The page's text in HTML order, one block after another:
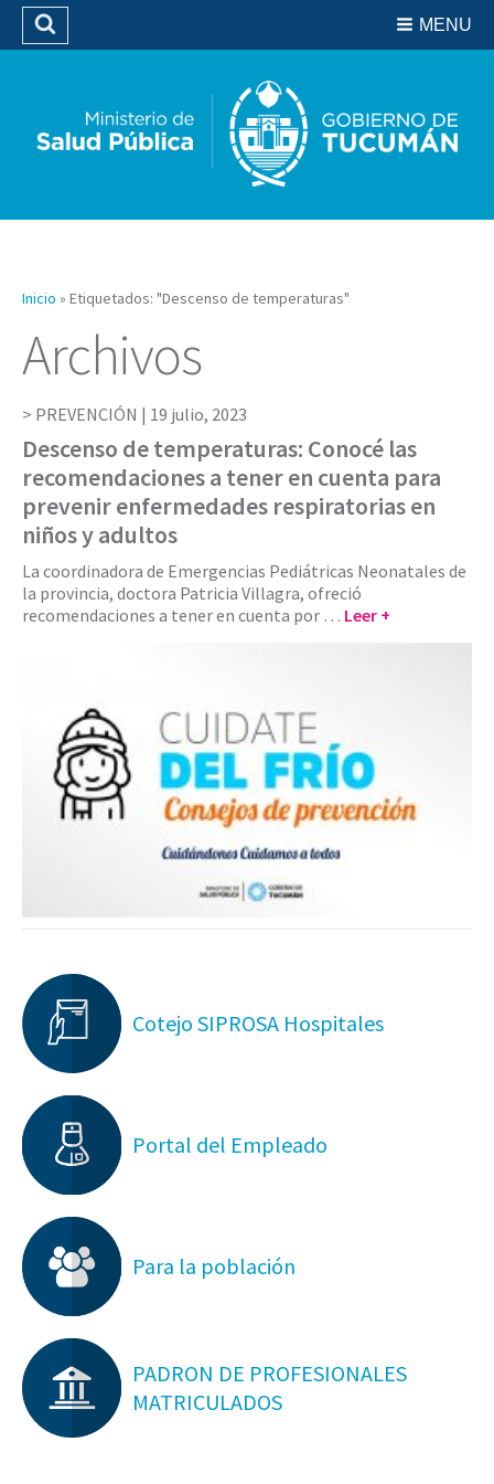
Biblioteca
MENU
Buscar
Inicio » Etiquetados: "Descenso de temperaturas"
Archivos
PREVENCIÓN | 19 julio, 2023
Descenso de temperaturas: Conocé las
recomendaciones a tener en cuenta para
prevenir enfermedades respiratorias en
niños y adultos
La coordinadora de Emergencias Pediátricas Neonatales de
la provincia, doctora Patricia Villagra, ofreció
recomendaciones a tener en cuenta por … Leer +
Cotejo SIPROSA Hospitales
Portal del Empleado
Para la población
PADRON DE PROFESIONALES
MATRICULADOS